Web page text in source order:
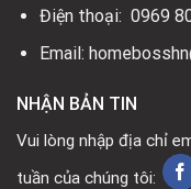
Điện thoại: 0969
Email:
NHẬN BẢN TIN
Vui lòng nhập địa chỉ
tuần của chúng tôi: